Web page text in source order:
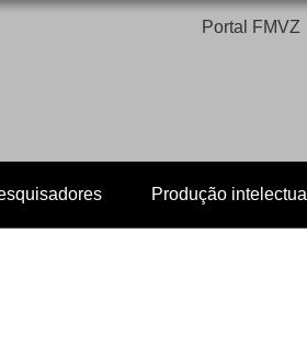
Portal FMVZ
Produção intelectual